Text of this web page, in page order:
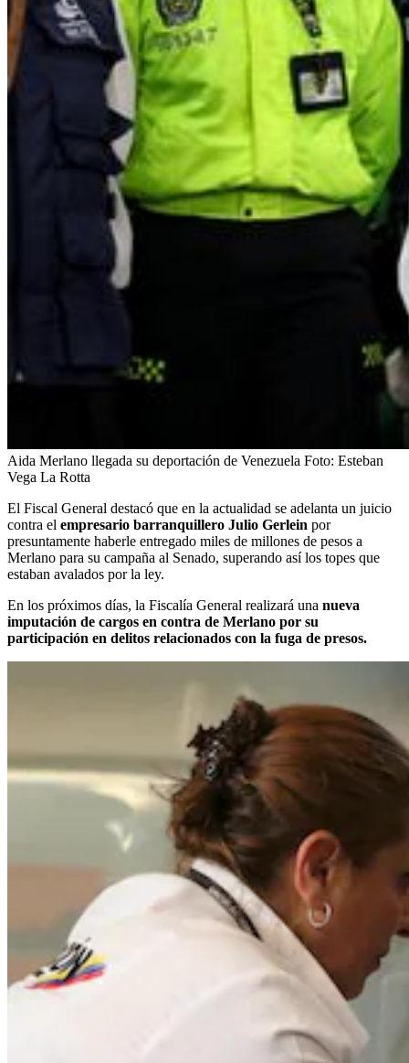
Aida Merlano llegada su deportación de Venezuela Foto: Esteban
Vega La Rotta
El Fiscal General destacó que en la actualidad se adelanta un juicio
contra el empresario barranquillero Julio Gerlein por
presuntamente haberle entregado miles de millones de pesos a
Merlano para su campaña al Senado, superando así los topes que
estaban avalados por la ley.
En los próximos días, la Fiscalía General realizará una nueva
imputación de cargos en contra de Merlano por su
participación en delitos relacionados con la fuga de presos.